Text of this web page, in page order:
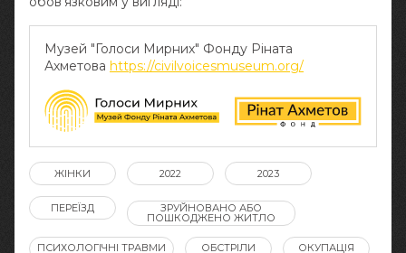
Музей "Голоси Мирних" Фонду Ріната
Ахметова https://civilvoicesmuseum.org/
ЖІНКИ 2022 2023
ПЕРЕЇЗД ЗРУЙНОВАНО АБО
ПОШКОДЖЕНО ЖИТЛО
ПСИХОЛОГІЧНІ ТРАВМИ ОБСТРІЛИ ОКУПАЦІЯ